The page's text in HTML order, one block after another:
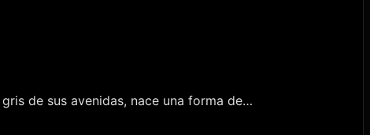
de sus avenidas, nace una forma de…